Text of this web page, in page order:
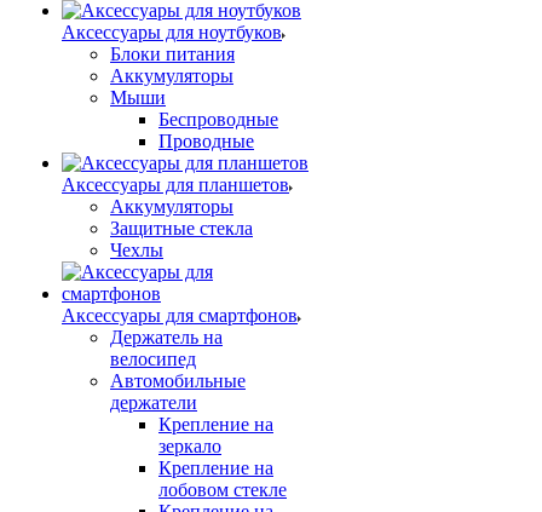
Аксессуары для ноутбуков
Блоки питания
Аккумуляторы
Мыши
Беспроводные
Проводные
Аксессуары для планшетов
Аккумуляторы
Защитные стекла
Чехлы
Аксессуары для смартфонов
Держатель на
велосипед
Автомобильные
держатели
Крепление на
зеркало
Крепление на
лобовом стекле